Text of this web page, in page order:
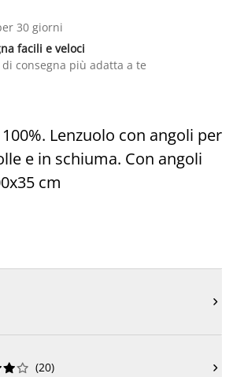
30 giorni
facili e veloci
consegna più adatta a te
Lenzuolo con angoli per
e in schiuma. Con angoli
cm



 (20) 